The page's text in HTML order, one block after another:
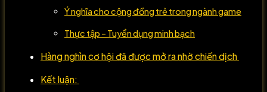
Ý nghĩa cho cộng đồng trẻ trong ngành game
Thực tập – Tuyển dụng minh bạch
Hàng nghìn cơ hội đã được mở ra nhờ chiến dịch
Kết luận: